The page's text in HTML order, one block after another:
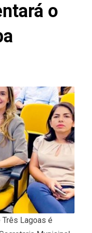
o
Três Lagoas é